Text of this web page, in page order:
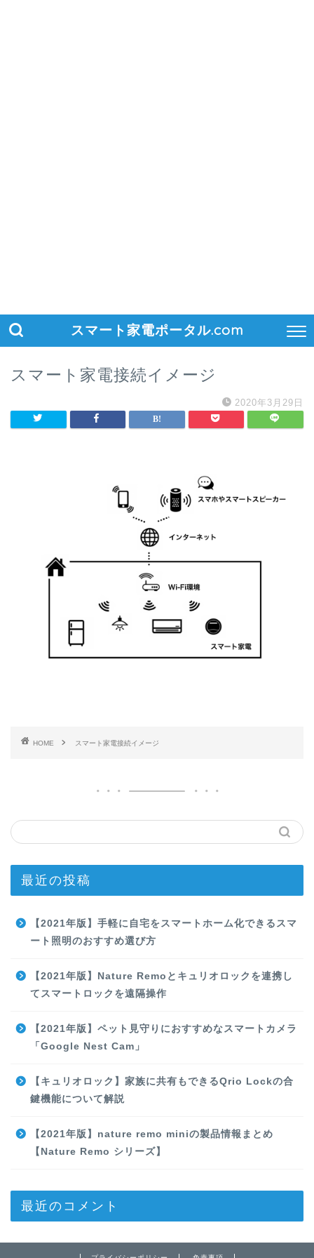
スマート家電ポータル.com
スマート家電接続イメージ
2020年3月29日
HOME スマート家電接続イメージ
最近の投稿
【2021年版】手軽に自宅をスマートホーム化できるスマ
ート照明のおすすめ選び方
【2021年版】Nature Remoとキュリオロックを連携し
てスマートロックを遠隔操作
【2021年版】ペット見守りにおすすめなスマートカメラ
「Google Nest Cam」
【キュリオロック】家族に共有もできるQrio Lockの合
鍵機能について解説
【2021年版】nature remo miniの製品情報まとめ
【Nature Remo シリーズ】
最近のコメント